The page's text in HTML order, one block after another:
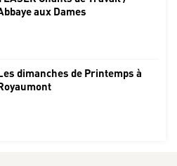
aux Dames
dimanches de Printemps à